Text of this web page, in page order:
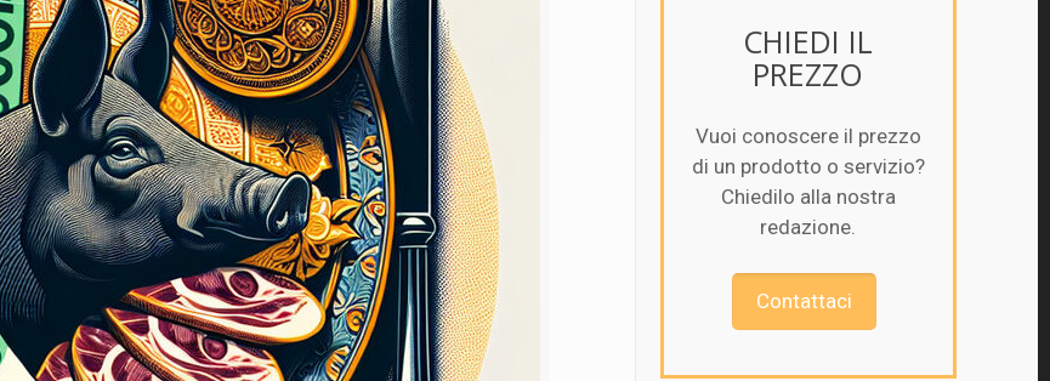
CHIEDI IL
PREZZO
Vuoi conoscere il prezzo
di un prodotto o servizio?
Chiedilo alla nostra
redazione.
Contattaci